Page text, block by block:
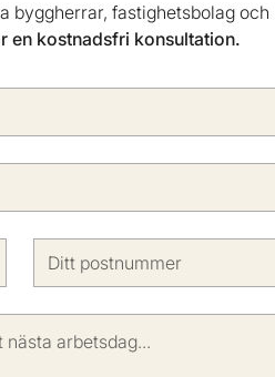
byggherrar, fastighetsbolag och
en kostnadsfri konsultation.